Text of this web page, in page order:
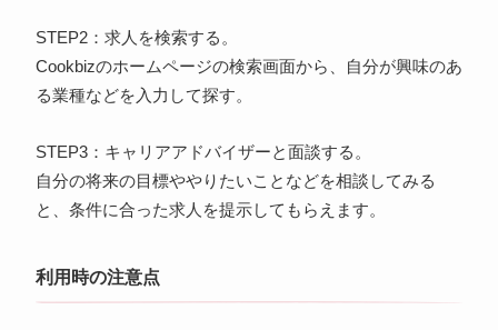
STEP2：求人を検索する。
Cookbizのホームページの検索画面から、自分が興味のあ
る業種などを入力して探す。
STEP3：キャリアアドバイザーと面談する。
自分の将来の目標ややりたいことなどを相談してみる
と、条件に合った求人を提示してもらえます。
利用時の注意点